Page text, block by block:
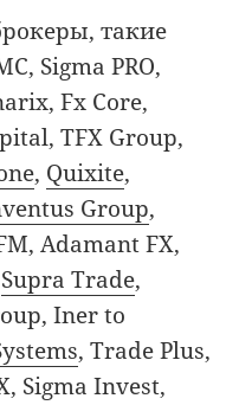
такие
Sigma PRO,
Fx Core,
TFX Group,
, Quixite,
Group,
Adamant FX,
Supra Trade,
Iner to
, Trade Plus,
Sigma Invest,